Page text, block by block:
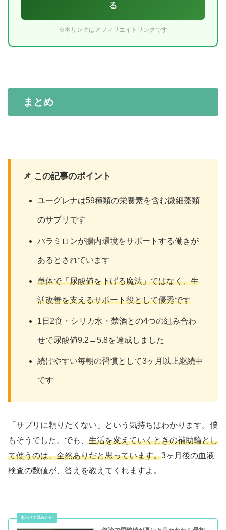
る
※本リンクはアフィリエイトリンクです
まとめ
📌 この記事のポイント
ユーグレナは59種類の栄養素を含む微細藻類
のサプリです
パラミロンが腸内環境をサポートする働きが
あるとされています
単体で「尿酸値を下げる魔法」ではなく、生
活改善を支えるサポート役として優秀です
1日2食・シリカ水・禁酒との4つの組み合わ
せで尿酸値9.2→5.8を達成しました
続けやすい毎朝の習慣として3ヶ月以上継続中
です
「サプリに頼りたくない」という気持ちはわかります。僕
もそうでした。でも、 生活を変えていくときの補助輪とし
て使うのは、全然ありだと思っています。3ヶ月後の血液
検査の数値が、答えを教えてくれますよ。